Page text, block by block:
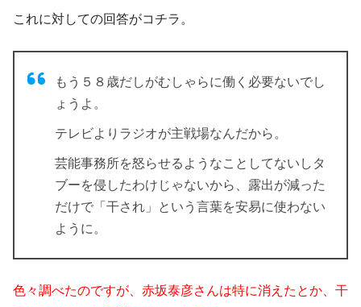
これに対しての回答がコチラ。
もう５８歳だしがむしゃらに働く必要ないでし
ょうよ。
テレビよりラジオが主戦場なんだから。
芸能事務所を怒らせるようなことしてないしタ
ブーを侵したわけじゃないから、露出が減った
だけで「干され」という言葉を安易に使わない
ように。
色々調べたのですが、赤坂泰彦さんは特に消えたとか、干